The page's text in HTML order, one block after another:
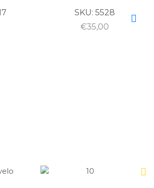
SKU: 5528
€35,00